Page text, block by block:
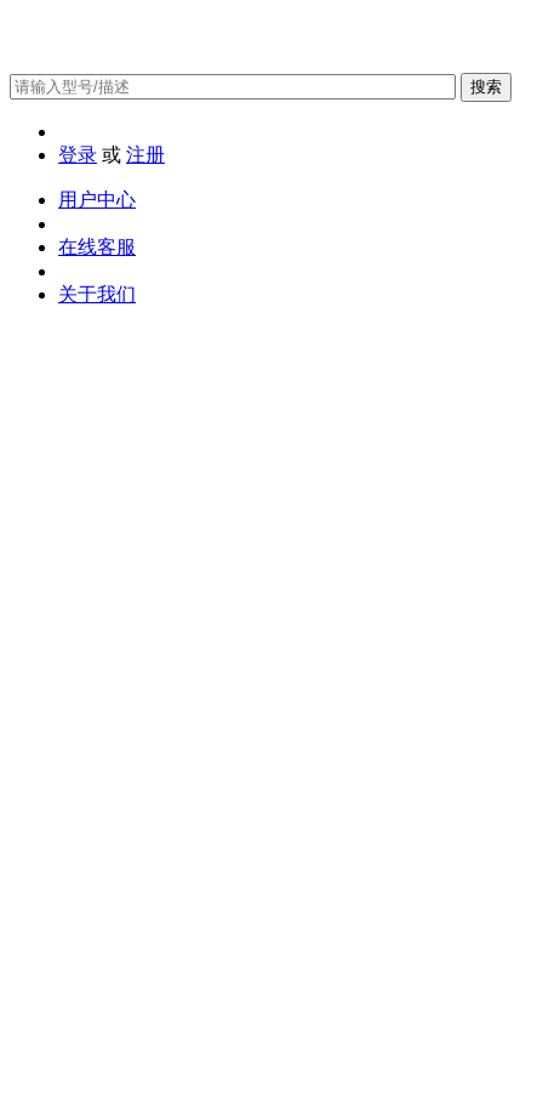
搜索
登录 或 注册
用户中心
在线客服
关于我们